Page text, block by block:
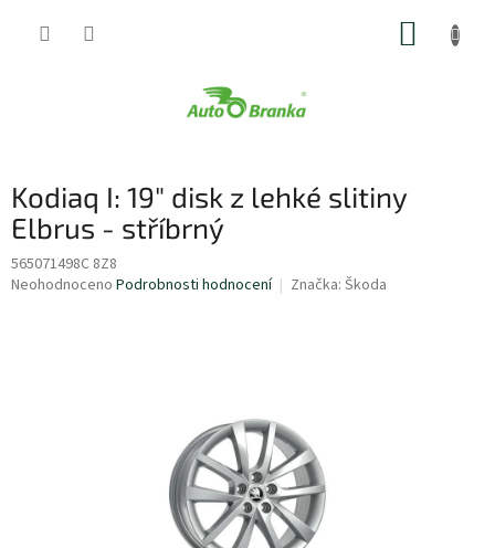
Kodiaq I: 19" disk z lehké slitiny
Elbrus - stříbrný
565071498C 8Z8
Průměrné
Neohodnoceno Podrobnosti hodnocení Značka: Škoda